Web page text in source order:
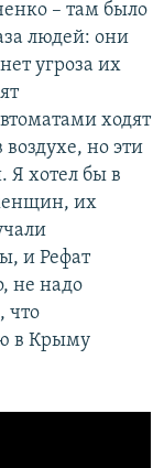
– там было
людей: они
угроза их
ходят
но эти
Я хотел бы в
их
и Рефат
не надо
что
в Крыму